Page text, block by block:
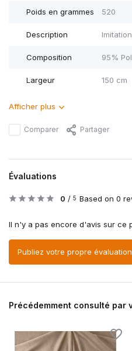
Poids en grammes 520
Description
Composition 95%
Largeur 150 cm
Afficher plus
Comparer Partager
Évaluations
0 / 5 Based on 0
Il n'y a pas encore d'avis sur ce
Publiez votre propre évaluation
Précédemment consulté par